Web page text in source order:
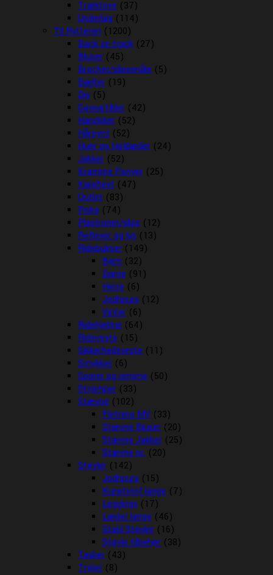
Træktove (37)
Underlag (114)
Til Rytteren (1200)
Back on track (27)
Bluser (45)
Brocher/slipsenåle (5)
Bælter (19)
Div (5)
Gaveartikler (42)
Handsker (52)
Hårpynt (52)
Huer og tørklæder (24)
Jakker (52)
Kramme Ponyer (25)
Kæphest (47)
Outlet (83)
Piske (74)
Plastroner/slips (12)
Reflexer og lys (13)
Ridebukser (149)
Børn (32)
Dame (91)
Herre (6)
Jodhpurs (12)
Vinter (6)
Ridehjelme (64)
Rideveste (15)
Sikkerhedsveste (11)
Smykker (6)
Sporer og remme (50)
Strømper (33)
Stævne (102)
Fletning MV (33)
Stævne Bluser (20)
Stævne Jakker (25)
Stævne nr. (20)
Støvler (142)
Jodhpurs (15)
Kunststof lange (7)
Leggings (17)
Læder lange (46)
Stald Støvler (16)
Støvle tilbehør (38)
Tasker (43)
Trøjer (8)